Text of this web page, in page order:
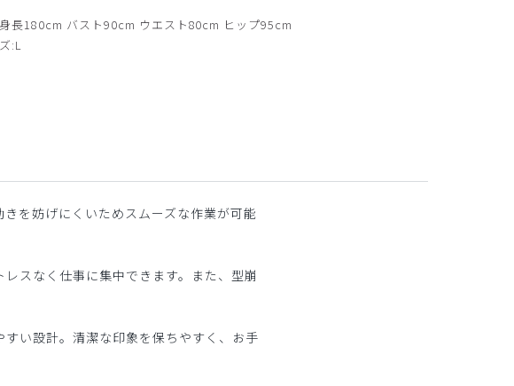
長180cm バスト90cm ウエスト80cm ヒップ95cm
:L
を妨げにくいためスムーズな作業が可能
スなく仕事に集中できます。また、型崩
い設計。清潔な印象を保ちやすく、お手